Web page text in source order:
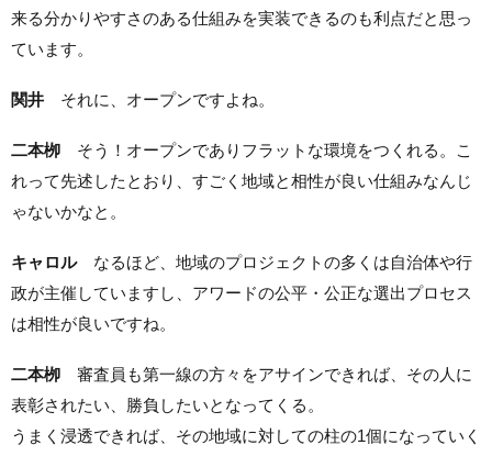
来る分かりやすさのある仕組みを実装できるのも利点だと思っ
ています。
関井 それに、オープンですよね。
二本栁 そう！オープンでありフラットな環境をつくれる。こ
れって先述したとおり、すごく地域と相性が良い仕組みなんじ
ゃないかなと。
キャロルなるほど、地域のプロジェクトの多くは自治体や行
政が主催していますし、アワードの公平・公正な選出プロセス
は相性が良いですね。
二本栁 審査員も第一線の方々をアサインできれば、その人に
表彰されたい、勝負したいとなってくる。
うまく浸透できれば、その地域に対しての柱の1個になっていく